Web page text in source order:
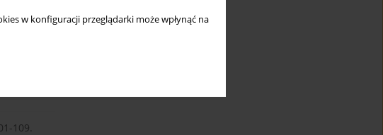
w konfiguracji przeglądarki może wpłynąć na
639.
109.